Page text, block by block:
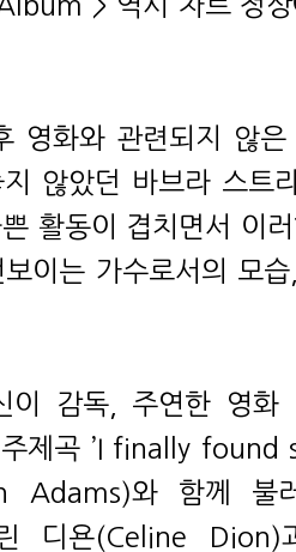
영화와 관련되지 않
않았던 바브라 스트
활동이 겹치면서 이
이는 가수로서의 모
이 감독, 주연한 영
제곡 ’I finally found
Adams)와 함께 불
디욘(Celine Dion)